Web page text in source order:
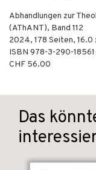
Abhandlungen zur
(AThANT), Band 112
2024, 178 Seiten, 16.0
ISBN 978-3-290-
CHF 56.00
Das